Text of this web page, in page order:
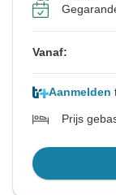
Vanaf:
Aanmelden
Prijs